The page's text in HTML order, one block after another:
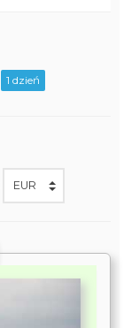
1 dzień